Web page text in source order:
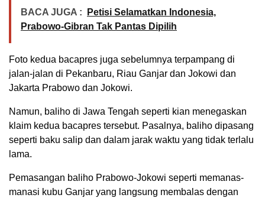
BACA JUGA :
Petisi Selamatkan Indonesia,
Prabowo-Gibran Tak Pantas Dipilih
Foto kedua bacapres juga sebelumnya terpampang di
jalan-jalan di Pekanbaru, Riau Ganjar dan Jokowi dan
Jakarta Prabowo dan Jokowi.
Namun, baliho di Jawa Tengah seperti kian menegaskan
klaim kedua bacapres tersebut. Pasalnya, baliho dipasang
seperti baku salip dan dalam jarak waktu yang tidak terlalu
lama.
Pemasangan baliho Prabowo-Jokowi seperti memanas-
manasi kubu Ganjar yang langsung membalas dengan